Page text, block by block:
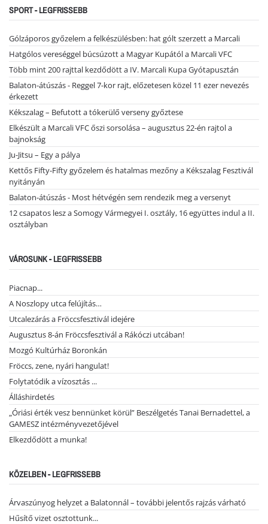
SPORT - LEGFRISSEBB
Gólzáporos győzelem a felkészülésben: hat gólt szerzett a Marcali
Hatgólos vereséggel búcsúzott a Magyar Kupától a Marcali VFC
Több mint 200 rajttal kezdődött a IV. Marcali Kupa Gyótapusztán
Balaton-átúszás - Reggel 7-kor rajt, előzetesen közel 11 ezer nevezés
érkezett
Kékszalag – Befutott a tókerülő verseny győztese
Elkészült a Marcali VFC őszi sorsolása – augusztus 22-én rajtol a
bajnokság
Ju-Jitsu – Egy a pálya
Kettős Fifty-Fifty győzelem és hatalmas mezőny a Kékszalag Fesztivál
nyitányán
Balaton-átúszás - Most hétvégén sem rendezik meg a versenyt
12 csapatos lesz a Somogy Vármegyei I. osztály, 16 együttes indul a II.
osztályban
VÁROSUNK - LEGFRISSEBB
Piacnap...
A Noszlopy utca felújítás…
Utcalezárás a Fröccsfesztivál idejére
Augusztus 8-án Fröccsfesztivál a Rákóczi utcában!
Mozgó Kultúrház Boronkán
Fröccs, zene, nyári hangulat!
Folytatódik a vízosztás ...
Álláshirdetés
„Óriási érték vesz bennünket körül” Beszélgetés Tanai Bernadettel, a
GAMESZ intézményvezetőjével
Elkezdődött a munka!
KÖZELBEN - LEGFRISSEBB
Árvaszúnyog helyzet a Balatonnál – további jelentős rajzás várható
Hűsítő vizet osztottunk...